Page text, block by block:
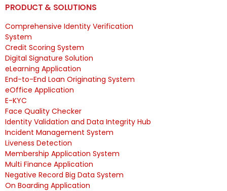
PRODUCT & SOLUTIONS
Comprehensive Identity Verification
System
Credit Scoring System
Digital Signature Solution
eLearning Application
End-to-End Loan Originating System
eOffice Application
E-KYC
Face Quality Checker
Identity Validation and Data Integrity Hub
Incident Management System
Liveness Detection
Membership Application System
Multi Finance Application
Negative Record Big Data System
On Boarding Application